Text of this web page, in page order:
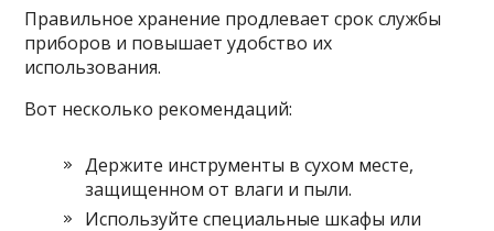
Правильное хранение продлевает срок службы
приборов и повышает удобство их
использования.
Вот несколько рекомендаций:
Держите инструменты в сухом месте,
защищенном от влаги и пыли.
Используйте специальные шкафы или